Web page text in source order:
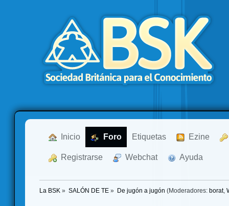
Inicio Foro Etiquetas Ezine
Registrarse Webchat Ayuda
La BSK » SALÓN DE TE » De jugón a jugón (Moderadores: borat,